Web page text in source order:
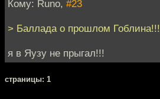
Кому: Runo, #23
> Баллада о прошлом Гоблина!!!
я в Яузу не прыгал!!!
cтраницы: 1